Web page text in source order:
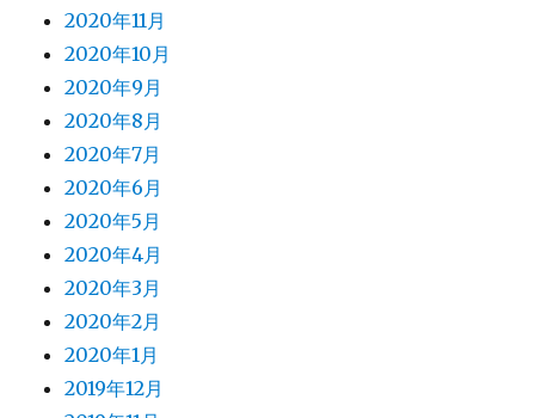
2020年11月
2020年10月
2020年9月
2020年8月
2020年7月
2020年6月
2020年5月
2020年4月
2020年3月
2020年2月
2020年1月
2019年12月